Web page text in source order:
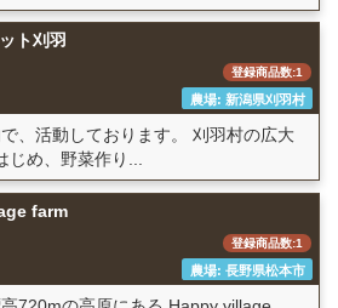
ト刈羽
登録商品数:1
農場: 新潟県刈羽村
、活動しております。 刈羽村の広大
じめ、野菜作り...
farm
登録商品数:1
農場: 長野県松本市